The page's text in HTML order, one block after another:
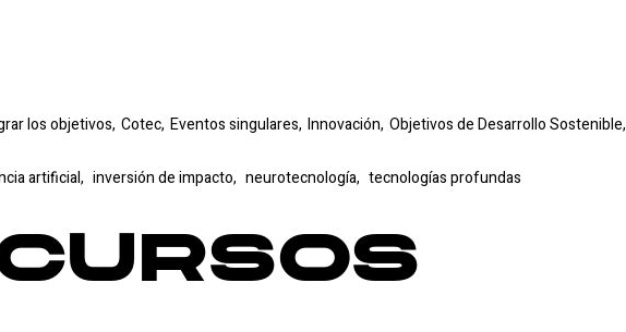
los objetivos, Cotec, Eventos singulares, Innovación, Objetivos de Desarrollo Sostenible,
artificial, inversión de impacto, neurotecnología, tecnologías profundas